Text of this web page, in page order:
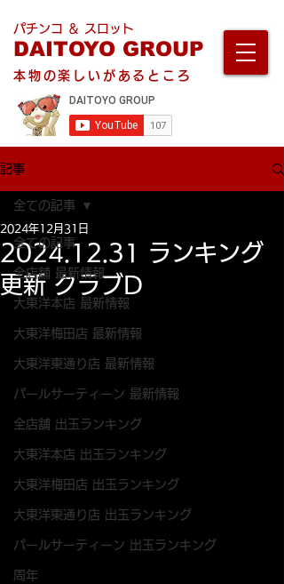
パチンコ ＆ スロット
DAITOYO GROUP
本物の楽しいがあるところ
記事
全ての記事
全店舗 最新情報
大東洋本店 最新情報
大東洋梅田店 最新情報
大東洋東通り店 最新情報
パールサーティーン 最新情報
全店舗 出玉ランキング
大東洋本店 出玉ランキング
大東洋梅田店 出玉ランキング
大東洋東通り店 出玉ランキング
パールサーティーン 出玉ランキング
周年
全ての記事
2024.12.31 ランキング
更新 クラブD
2024年12月31日